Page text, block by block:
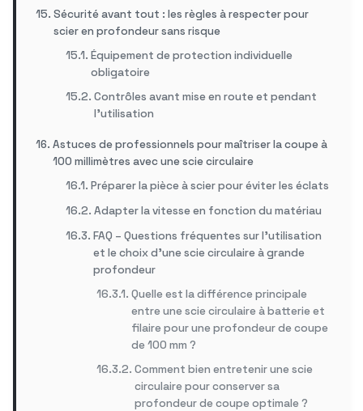
Sécurité avant tout : les règles à respecter pour
scier en profondeur sans risque
Équipement de protection individuelle
obligatoire
Contrôles avant mise en route et pendant
l’utilisation
Astuces de professionnels pour maîtriser la coupe à
100 millimètres avec une scie circulaire
Préparer la pièce à scier pour éviter les éclats
Adapter la vitesse en fonction du matériau
FAQ – Questions fréquentes sur l’utilisation
et le choix d’une scie circulaire à grande
profondeur
Quelle est la différence principale
entre une scie circulaire à batterie et
filaire pour une profondeur de coupe
de 100 mm ?
Comment bien entretenir une scie
circulaire pour conserver sa
profondeur de coupe optimale ?